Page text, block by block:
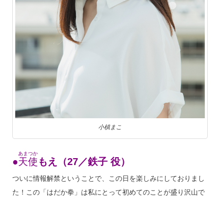
小槙まこ
●天使
あまつか
もえ（27／鉄子 役）
ついに情報解禁ということで、この日を楽しみにしておりまし
た！この「はだか拳」は私にとって初めてのことが盛り沢山で